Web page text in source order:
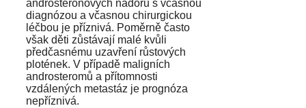
androsteronových nádorů s včasnou
diagnózou a včasnou chirurgickou
léčbou je příznivá. Poměrně často
však děti zůstávají malé kvůli
předčasnému uzavření růstových
plotének. V případě maligních
androsteromů a přítomnosti
vzdálených metastáz je prognóza
nepříznivá.